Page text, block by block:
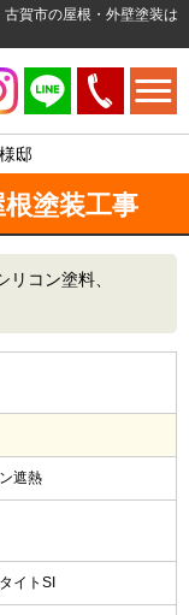
賀市の屋根・外壁塗装は
邸
塗装工事
リコン塗料
遮熱
イトSI